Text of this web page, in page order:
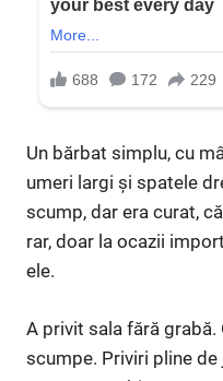
Un bărbat simplu, cu
umeri largi și spatele
scump, dar era curat,
rar, doar la ocazii
ele.
A privit sala fără
scumpe. Priviri pline